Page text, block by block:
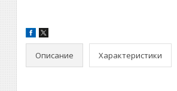
Описание Характеристики